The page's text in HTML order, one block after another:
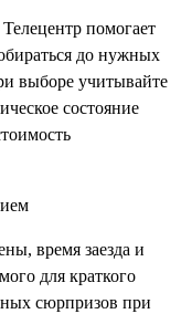
помогает
до нужных
выборе учитывайте
состояние
время заезда и
для краткого
сюрпризов при